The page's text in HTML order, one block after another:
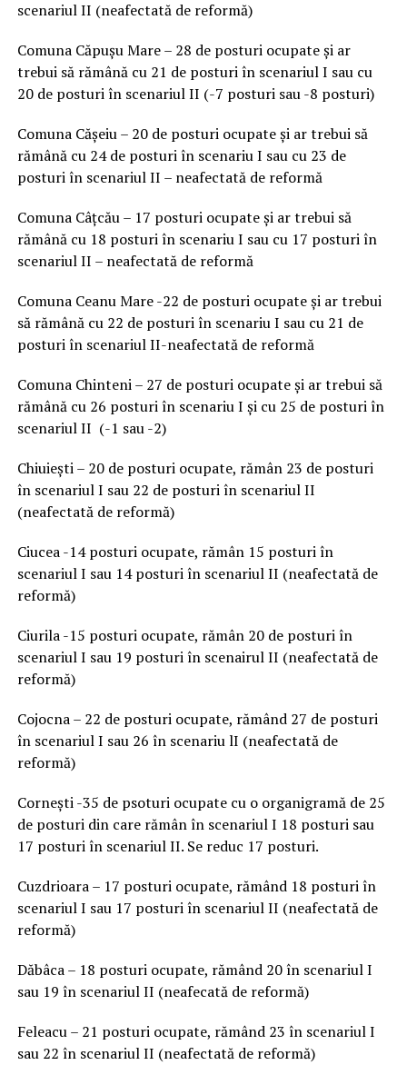
scenariul II (neafectată de reformă)
Comuna Căpușu Mare – 28 de posturi ocupate și ar
trebui să rămână cu 21 de posturi în scenariul I sau cu
20 de posturi în scenariul II (-7 posturi sau -8 posturi)
Comuna Cășeiu – 20 de posturi ocupate și ar trebui să
rămână cu 24 de posturi în scenariu I sau cu 23 de
posturi în scenariul II – neafectată de reformă
Comuna Câțcău – 17 posturi ocupate și ar trebui să
rămână cu 18 posturi în scenariu I sau cu 17 posturi în
scenariul II – neafectată de reformă
Comuna Ceanu Mare -22 de posturi ocupate și ar trebui
să rămână cu 22 de posturi în scenariu I sau cu 21 de
posturi în scenariul II-neafectată de reformă
Comuna Chinteni – 27 de posturi ocupate și ar trebui să
rămână cu 26 posturi în scenariu I și cu 25 de posturi în
scenariul II (-1 sau -2)
Chiuiești – 20 de posturi ocupate, rămân 23 de posturi
în scenariul I sau 22 de posturi în scenariul II
(neafectată de reformă)
Ciucea -14 posturi ocupate, rămân 15 posturi în
scenariul I sau 14 posturi în scenariul II (neafectată de
reformă)
Ciurila -15 posturi ocupate, rămân 20 de posturi în
scenariul I sau 19 posturi în scenairul II (neafectată de
reformă)
Cojocna – 22 de posturi ocupate, rămând 27 de posturi
în scenariul I sau 26 în scenariu lI (neafectată de
reformă)
Cornești -35 de psoturi ocupate cu o organigramă de 25
de posturi din care rămân în scenariul I 18 posturi sau
17 posturi în scenariul II. Se reduc 17 posturi.
Cuzdrioara – 17 posturi ocupate, rămând 18 posturi în
scenariul I sau 17 posturi în scenariul II (neafectată de
reformă)
Dăbâca – 18 posturi ocupate, rămând 20 în scenariul I
sau 19 în scenariul II (neafecată de reformă)
Feleacu – 21 posturi ocupate, rămând 23 în scenariul I
sau 22 în scenariul II (neafectată de reformă)